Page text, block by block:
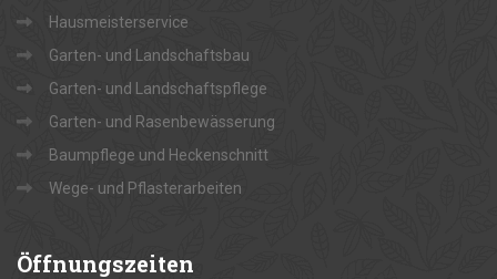
Hausmeisterservice
Garten- und Landschaftsbau
Garten- und Landschaftspflege
Garten- und Rasenbewässerung
Baumpflege und Heckenschnitt
Wege- und Pflasterarbeiten
Öffnungszeiten